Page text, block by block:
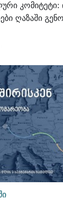
კომიტეტი:
ღაზაში